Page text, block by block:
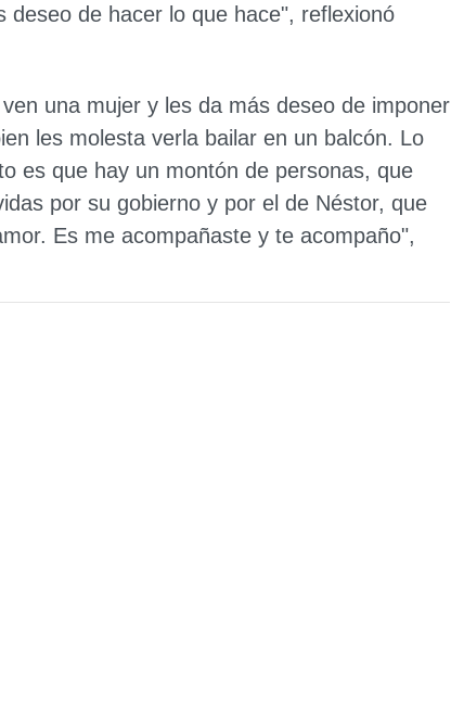
de hacer lo que hace", reflexionó
una mujer y les da más deseo de imponer
les molesta verla bailar en un balcón. Lo
es que hay un montón de personas, que
por su gobierno y por el de Néstor, que
Es me acompañaste y te acompaño",